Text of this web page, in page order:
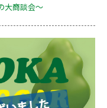
大商談会～